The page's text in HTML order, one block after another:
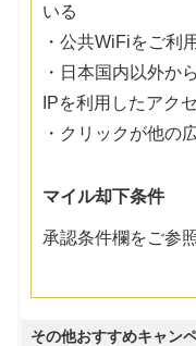
いる
・公共WiFiをご利
・日本国内以外か
IPを利用したアク
・クリックが他の
マイル却下条件
承認条件欄をご参
その他おすすめキャン